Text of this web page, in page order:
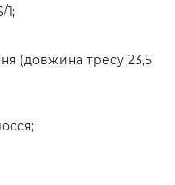
1;
(довжина тресу 23,5